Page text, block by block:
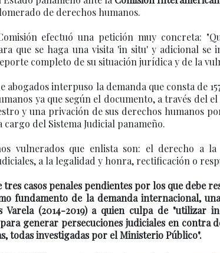
de derechos humanos.
efectuó una petición muy concreta:
que se haga una visita 'in situ' y adicional se
completo de su situación jurídica y de la
abogados interpuso la demanda que consta de
ya que según el documento, a través del
y una privación de sus derechos humanos
cargo del Sistema Judicial panameño.
vulnerados que enlista son: el derecho a
a la legalidad y honra, rectificación o
tres casos penales pendientes por los que debe
fundamento de la demanda internacional,
Varela (2014-2019) a quien culpa de "utilizar
generar persecuciones judiciales en contra
todas investigadas por el Ministerio Público".